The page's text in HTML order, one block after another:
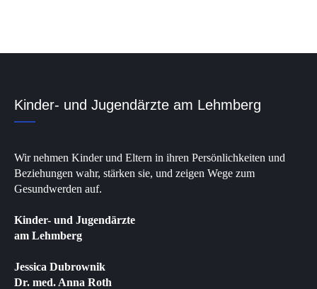
Kinder- und Jugendärzte am Lehmberg
Wir nehmen Kinder und Eltern in ihren Persönlichkeiten und
Beziehungen wahr, stärken sie, und zeigen Wege zum
Gesundwerden auf.
Kinder- und Jugendärzte
am Lehmberg
Jessica Dubrownik
Dr. med. Anna Roth